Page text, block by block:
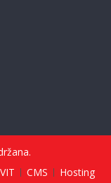
CMS Hosting